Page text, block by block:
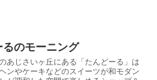
るのモーニング
あじさいヶ丘にある「たんどーる」は
ンやケーキなどのスイーツが和モダン